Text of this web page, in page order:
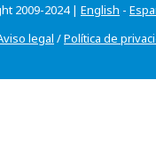
2009-2024 | English -
legal /Política de